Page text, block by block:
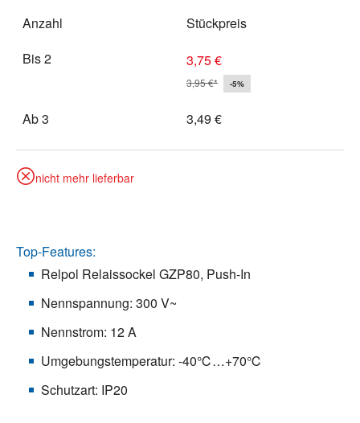
Anzahl
Stückpreis
Bis2 3,75 €
3,95 €* -5%
Ab3 3,49 €
nicht mehr lieferbar
Top-Features:
Relpol Relaissockel GZP80, Push-In
Nennspannung: 300 V~
Nennstrom: 12 A
Umgebungstemperatur: -40℃…+70℃
Schutzart: IP20